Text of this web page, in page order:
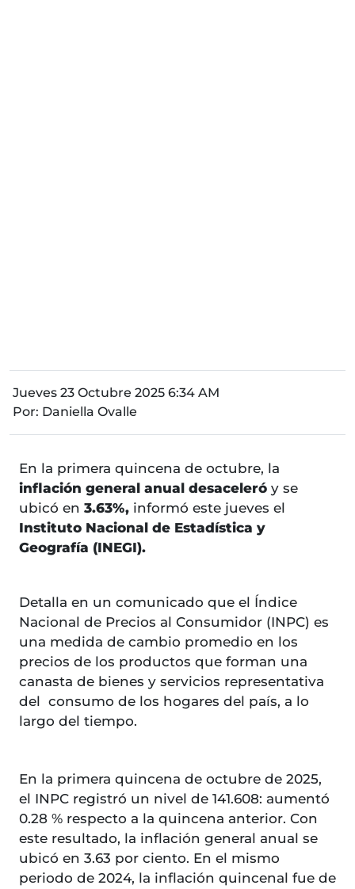
Jueves 23 Octubre 2025 6:34 AM
Por: Daniella Ovalle
En la primera quincena de octubre, la
inflación general anual desaceleró y se
ubicó en 3.63%, informó este jueves el
Instituto Nacional de Estadística y
Geografía (INEGI).
Detalla en un comunicado que el Índice
Nacional de Precios al Consumidor (INPC) es
una medida de cambio promedio en los
precios de los productos que forman una
canasta de bienes y servicios representativa
del consumo de los hogares del país, a lo
largo del tiempo.
En la primera quincena de octubre de 2025,
el INPC registró un nivel de 141.608: aumentó
0.28 % respecto a la quincena anterior. Con
este resultado, la inflación general anual se
ubicó en 3.63 por ciento. En el mismo
periodo de 2024, la inflación quincenal fue de